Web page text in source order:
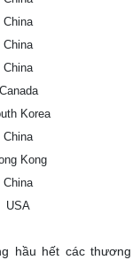
China
China
China
Canada
Korea
China
Kong
China
USA
hầu hết các thương